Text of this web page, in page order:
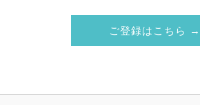
ご登録はこちら →